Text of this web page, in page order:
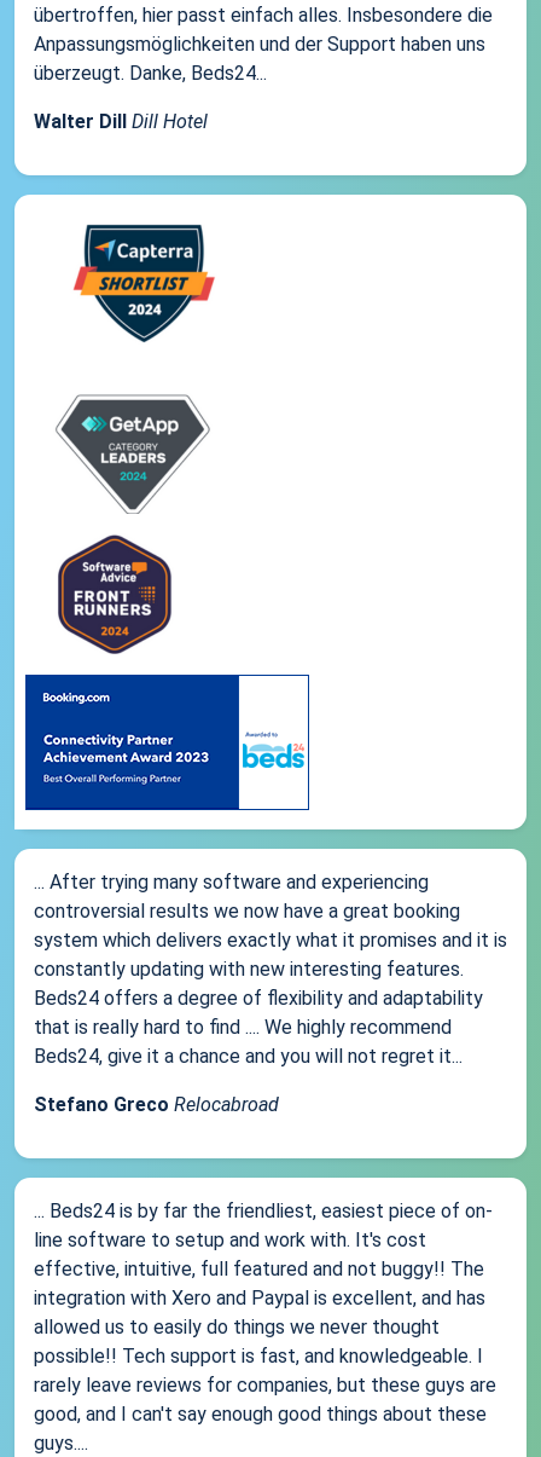
übertroffen, hier passt einfach alles. Insbesondere die
Anpassungsmöglichkeiten und der Support haben uns
überzeugt. Danke, Beds24...
Walter Dill Dill Hotel
... After trying many software and experiencing
controversial results we now have a great booking
system which delivers exactly what it promises and it is
constantly updating with new interesting features.
Beds24 offers a degree of flexibility and adaptability
that is really hard to find .... We highly recommend
Beds24, give it a chance and you will not regret it...
Stefano Greco Relocabroad
... Beds24 is by far the friendliest, easiest piece of on-
line software to setup and work with. It's cost
effective, intuitive, full featured and not buggy!! The
integration with Xero and Paypal is excellent, and has
allowed us to easily do things we never thought
possible!! Tech support is fast, and knowledgeable. I
rarely leave reviews for companies, but these guys are
good, and I can't say enough good things about these
guys....